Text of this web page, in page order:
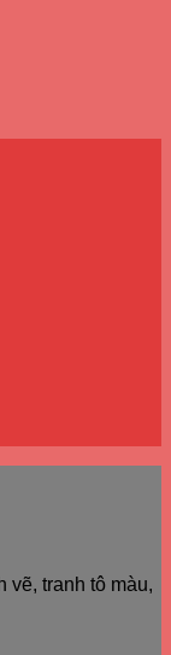
vẽ, tranh tô màu,